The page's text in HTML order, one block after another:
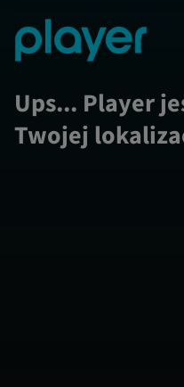
Ups... Player
Twojej